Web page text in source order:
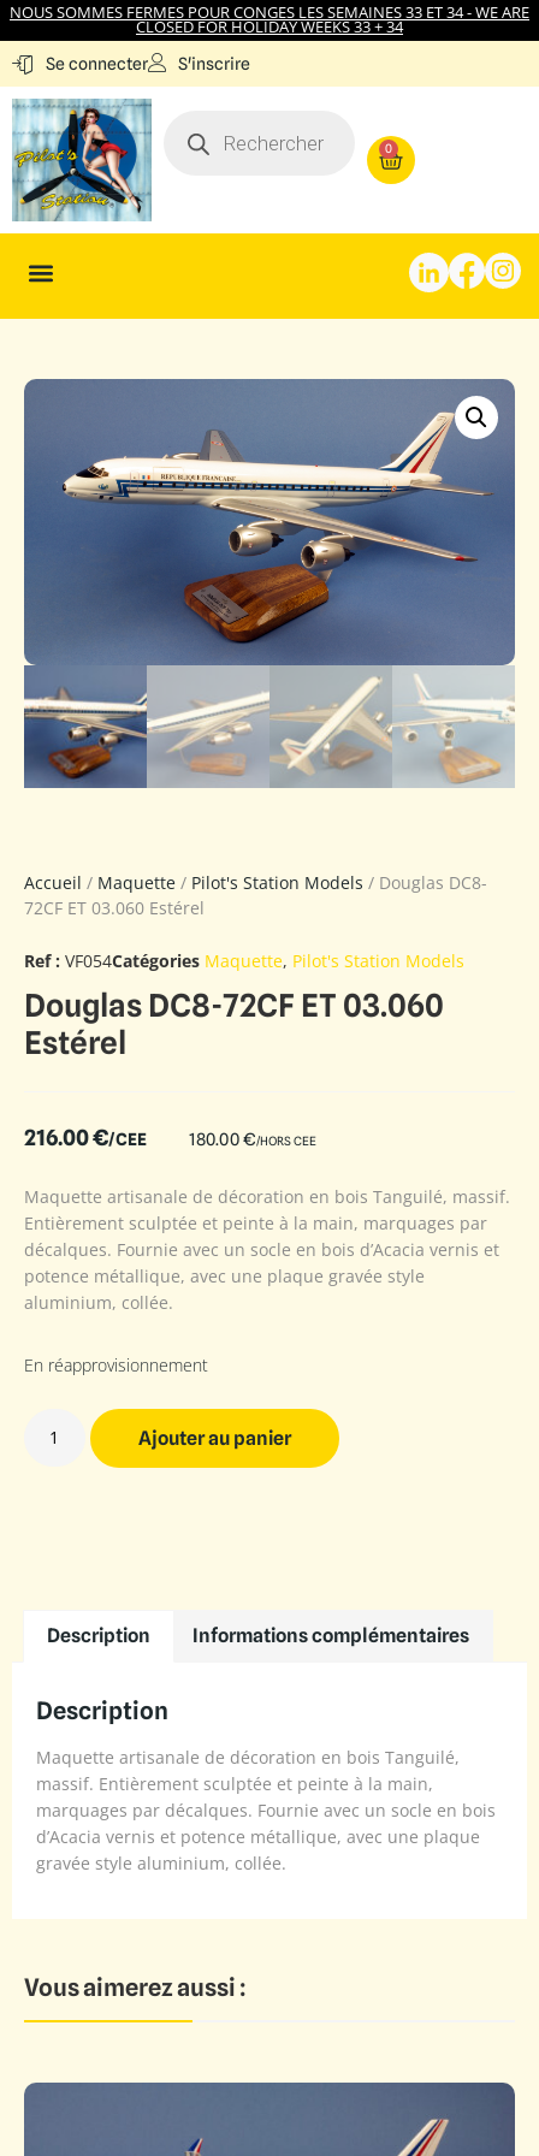
NOUS SOMMES FERMES POUR CONGES LES SEMAINES 33 ET 34 - WE ARE
CLOSED FOR HOLIDAY WEEKS 33 + 34
Se connecter S'inscrire
0
Accueil / Maquette / Pilot's Station Models / Douglas DC8-
72CF ET 03.060 Estérel
Ref : VF054Catégories Maquette, Pilot's Station Models
Douglas DC8-72CF ET 03.060
Estérel
216.00€/CEE 180.00€/HORS CEE
Maquette artisanale de décoration en bois Tanguilé, massif.
Entièrement sculptée et peinte à la main, marquages par
décalques. Fournie avec un socle en bois d’Acacia vernis et
potence métallique, avec une plaque gravée style
aluminium, collée.
En réapprovisionnement
Ajouter au panier
Description Informations complémentaires
Description
Maquette artisanale de décoration en bois Tanguilé,
massif. Entièrement sculptée et peinte à la main,
marquages par décalques. Fournie avec un socle en bois
d’Acacia vernis et potence métallique, avec une plaque
gravée style aluminium, collée.
Vous aimerez aussi :